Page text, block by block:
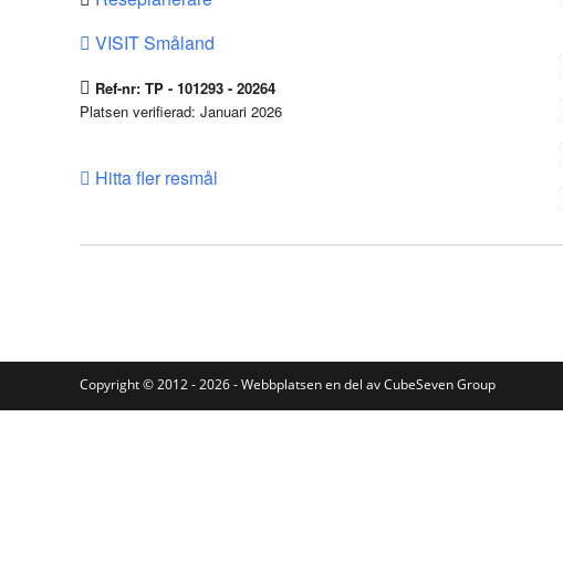
VISIT Småland
Ref-nr: TP - 101293 - 20264
Platsen verifierad: Januari 2026
Hitta fler resmål
Copyright © 2012 - 2026 - Webbplatsen en del avCubeSeven Group